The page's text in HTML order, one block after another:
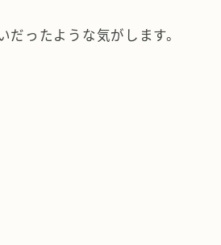
だったような気がします。